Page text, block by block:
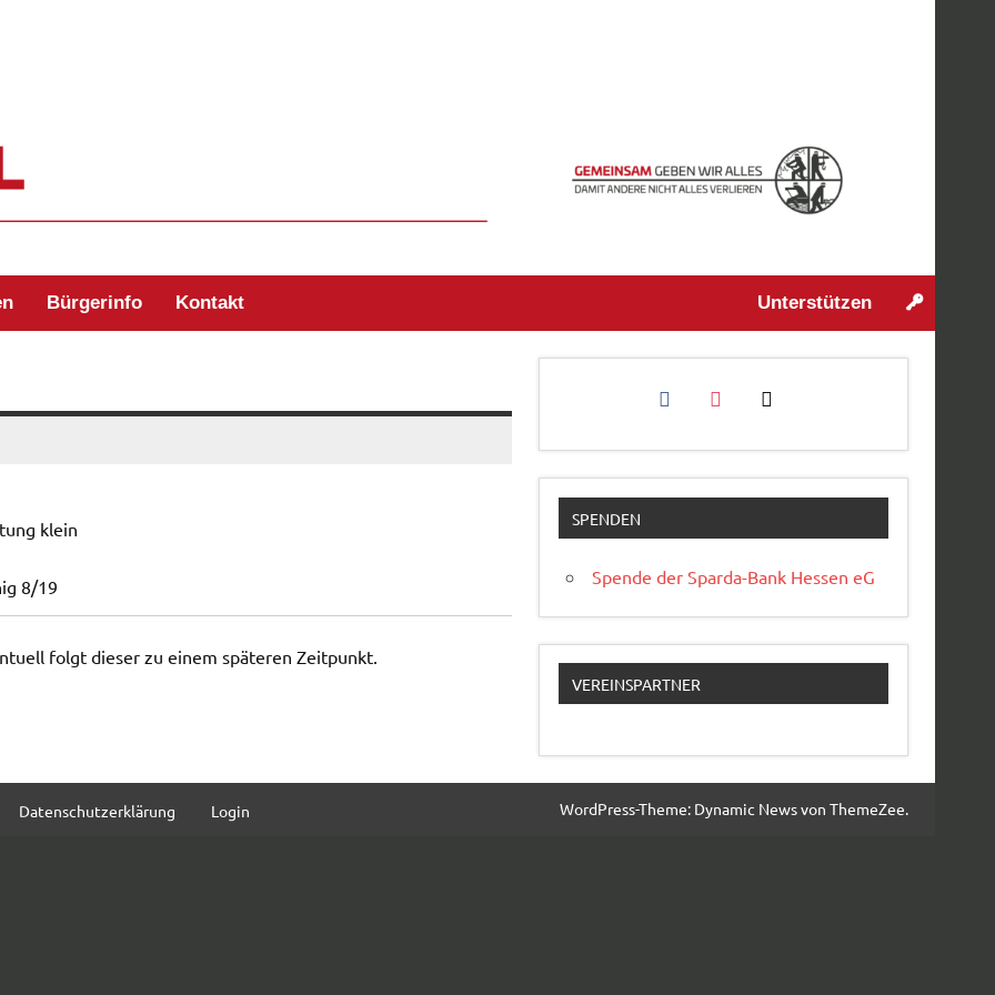
Bürgerinfo Kontakt Unterstützen
klein
8/19
folgt dieser zu einem späteren Zeitpunkt.
facebookinstagram
mail
SPENDEN
Spende der Sparda-Bank Hessen eG
VEREINSPARTNER
Datenschutzerklärung Login WordPress-Theme: Dynamic News von ThemeZee.